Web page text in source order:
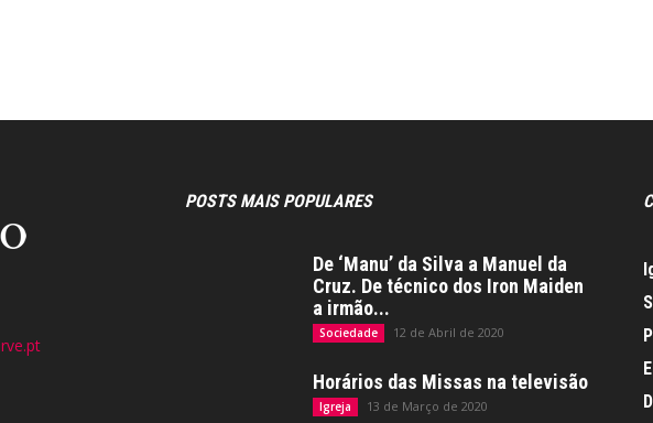
POSTS MAIS POPULARES
De ‘Manu’ da Silva a Manuel da
Cruz. De técnico dos Iron Maiden
a irmão...
Sociedade 12 de Abril de 2020
Horários das Missas na televisão
Igreja 13 de Março de 2020